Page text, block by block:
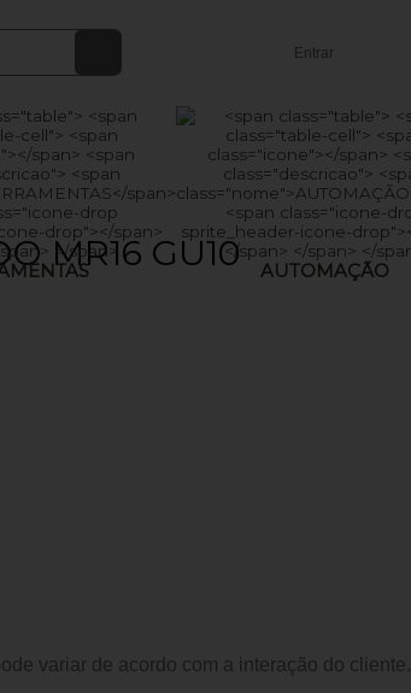
Entrar
AUTOMAÇÃO
MR16 GU10
variar de acordo com a interação do cliente.